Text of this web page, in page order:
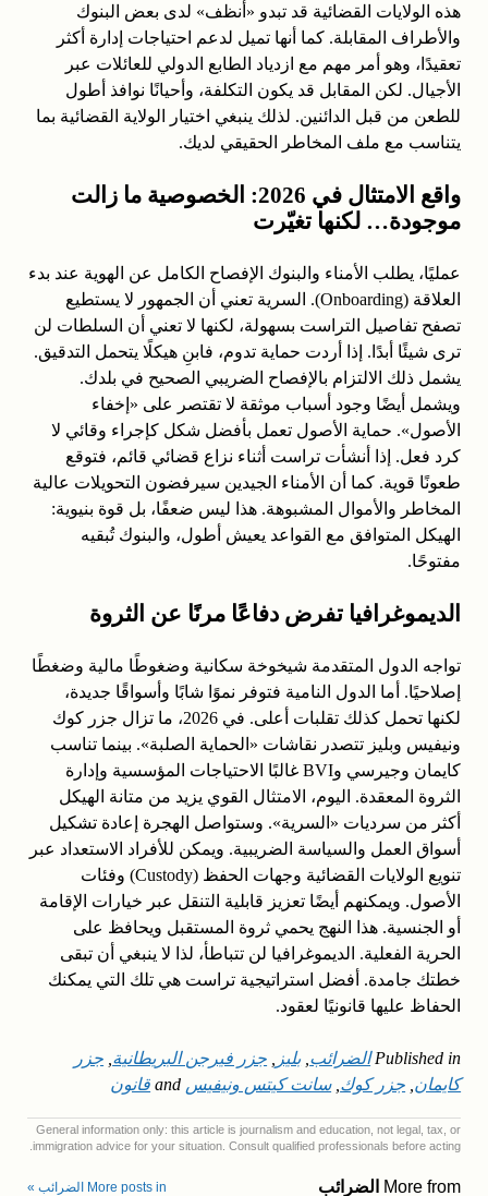
هذه الولايات القضائية قد تبدو «أنظف» لدى بعض البنوك
والأطراف المقابلة. كما أنها تميل لدعم احتياجات إدارة أكثر
تعقيدًا، وهو أمر مهم مع ازدياد الطابع الدولي للعائلات عبر
الأجيال. لكن المقابل قد يكون التكلفة، وأحيانًا نوافذ أطول
للطعن من قبل الدائنين. لذلك ينبغي اختيار الولاية القضائية بما
يتناسب مع ملف المخاطر الحقيقي لديك.
واقع الامتثال في 2026: الخصوصية ما زالت
موجودة… لكنها تغيّرت
عمليًا، يطلب الأمناء والبنوك الإفصاح الكامل عن الهوية عند بدء
العلاقة (Onboarding). السرية تعني أن الجمهور لا يستطيع
تصفح تفاصيل التراست بسهولة، لكنها لا تعني أن السلطات لن
ترى شيئًا أبدًا. إذا أردت حماية تدوم، فابنِ هيكلًا يتحمل التدقيق.
يشمل ذلك الالتزام بالإفصاح الضريبي الصحيح في بلدك.
ويشمل أيضًا وجود أسباب موثقة لا تقتصر على «إخفاء
الأصول». حماية الأصول تعمل بأفضل شكل كإجراء وقائي لا
كرد فعل. إذا أنشأت تراست أثناء نزاع قضائي قائم، فتوقع
طعونًا قوية. كما أن الأمناء الجيدين سيرفضون التحويلات عالية
المخاطر والأموال المشبوهة. هذا ليس ضعفًا، بل قوة بنيوية:
الهيكل المتوافق مع القواعد يعيش أطول، والبنوك تُبقيه
مفتوحًا.
الديموغرافيا تفرض دفاعًا مرنًا عن الثروة
تواجه الدول المتقدمة شيخوخة سكانية وضغوطًا مالية وضغطًا
إصلاحيًا. أما الدول النامية فتوفر نموًا شابًا وأسواقًا جديدة،
لكنها تحمل كذلك تقلبات أعلى. في 2026، ما تزال جزر كوك
ونيفيس وبليز تتصدر نقاشات «الحماية الصلبة». بينما تناسب
كايمان وجيرسي وBVI غالبًا الاحتياجات المؤسسية وإدارة
الثروة المعقدة. اليوم، الامتثال القوي يزيد من متانة الهيكل
أكثر من سرديات «السرية». وستواصل الهجرة إعادة تشكيل
أسواق العمل والسياسة الضريبية. ويمكن للأفراد الاستعداد عبر
تنويع الولايات القضائية وجهات الحفظ (Custody) وفئات
الأصول. ويمكنهم أيضًا تعزيز قابلية التنقل عبر خيارات الإقامة
أو الجنسية. هذا النهج يحمي ثروة المستقبل ويحافظ على
الحرية الفعلية. الديموغرافيا لن تتباطأ، لذا لا ينبغي أن تبقى
خطتك جامدة. أفضل استراتيجية تراست هي تلك التي يمكنك
الحفاظ عليها قانونيًا لعقود.
Published in الضرائب بليز جزر فيرجن البريطانية جزر
كايمان جزر كوك ,سانت كيتس ونيفيس قانون
General information only: this article is journalism and education, not legal, tax, or
immigration advice for your situation. Consult qualified professionals before acting.
More from الضرائب More posts in الضرائب »